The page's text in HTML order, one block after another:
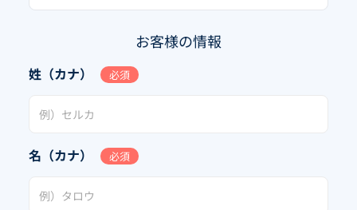
お客様の情報
姓（カナ） 必須
名（カナ） 必須